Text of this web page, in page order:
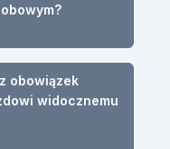
obowiązek
widocznemu